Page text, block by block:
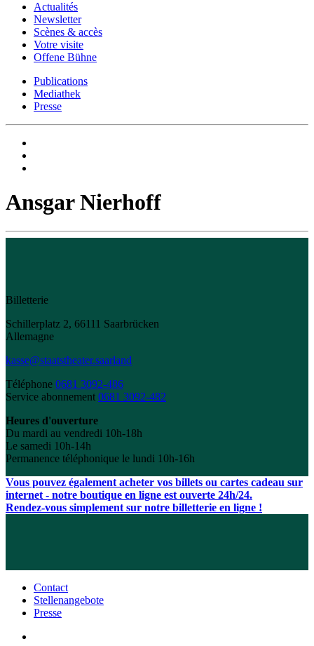
Actualités
Newsletter
Scènes & accès
Votre visite
Offene Bühne
Publications
Mediathek
Presse
Ansgar Nierhoff
Billetterie
Schillerplatz 2, 66111 Saarbrücken
Allemagne
kasse@staatstheater.saarland
Téléphone 0681 3092-486
Service abonnement 0681 3092-482
Heures d'ouverture
Du mardi au vendredi 10h-18h
Le samedi 10h-14h
Permanence téléphonique le lundi 10h-16h
Vous pouvez également acheter vos billets ou cartes cadeau sur
internet - notre boutique en ligne est ouverte 24h/24.
Rendez-vous simplement sur notre billetterie en ligne !
Contact
Stellenangebote
Presse